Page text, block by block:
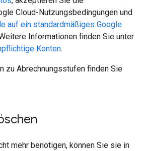
Cloud-Nutzungsbedingungen und
auf ein standardmäßiges Google
Informationen finden Sie unter
Konten.
zu Abrechnungsstufen finden Sie
mehr benötigen, können Sie sie in